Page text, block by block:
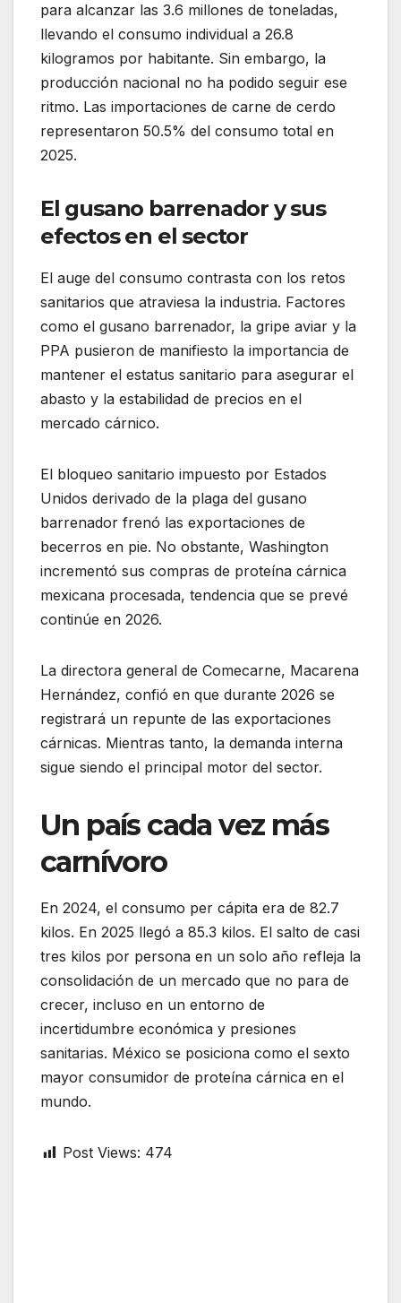
para alcanzar las 3.6 millones de toneladas,
llevando el consumo individual a 26.8
kilogramos por habitante. Sin embargo, la
producción nacional no ha podido seguir ese
ritmo. Las importaciones de carne de cerdo
representaron 50.5% del consumo total en
2025.
El gusano barrenador y sus
efectos en el sector
El auge del consumo contrasta con los retos
sanitarios que atraviesa la industria. Factores
como el gusano barrenador, la gripe aviar y la
PPA pusieron de manifiesto la importancia de
mantener el estatus sanitario para asegurar el
abasto y la estabilidad de precios en el
mercado cárnico.
El bloqueo sanitario impuesto por Estados
Unidos derivado de la plaga del gusano
barrenador frenó las exportaciones de
becerros en pie. No obstante, Washington
incrementó sus compras de proteína cárnica
mexicana procesada, tendencia que se prevé
continúe en 2026.
La directora general de Comecarne, Macarena
Hernández, confió en que durante 2026 se
registrará un repunte de las exportaciones
cárnicas. Mientras tanto, la demanda interna
sigue siendo el principal motor del sector.
Un país cada vez más
carnívoro
En 2024, el consumo per cápita era de 82.7
kilos. En 2025 llegó a 85.3 kilos. El salto de casi
tres kilos por persona en un solo año refleja la
consolidación de un mercado que no para de
crecer, incluso en un entorno de
incertidumbre económica y presiones
sanitarias. México se posiciona como el sexto
mayor consumidor de proteína cárnica en el
mundo.
Post Views: 474